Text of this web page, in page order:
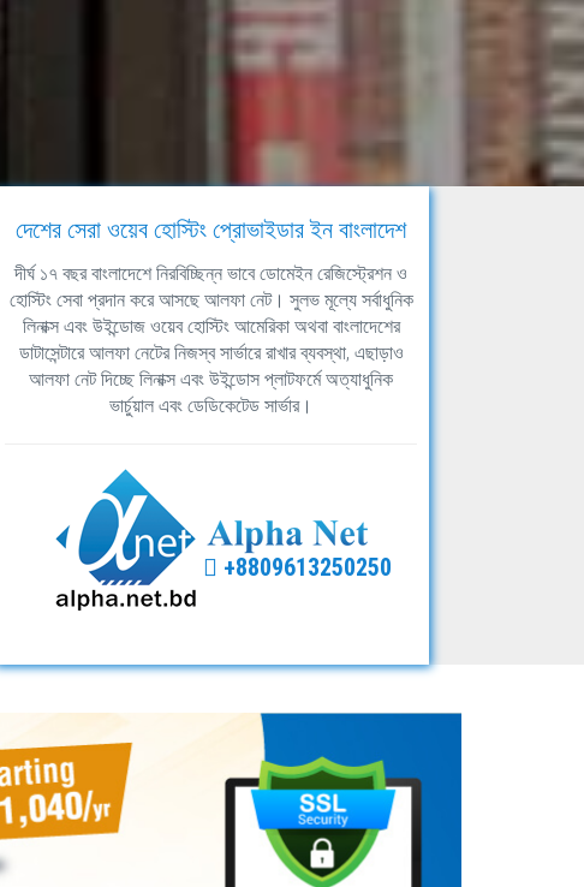
দেশের সেরা ওয়েব হোস্টিং প্রোভাইডার ইন বাংলাদেশ
দীর্ঘ ১৭ বছর বাংলাদেশে নিরবিচ্ছিন্ন ভাবে ডোমেইন রেজিস্ট্রেশন ও
হোস্টিং সেবা প্রদান করে আসছে আলফা নেট। সুলভ মূল্যে সর্বাধুনিক
লিনাক্স এবং উইন্ডোজ ওয়েব হোস্টিং আমেরিকা অথবা বাংলাদেশের
ডাটাসেন্টারে আলফা নেটের নিজস্ব সার্ভারে রাখার ব্যবস্থা, এছাড়াও
আলফা নেট দিচ্ছে লিনাক্স এবং উইন্ডোস প্লাটফর্মে অত্যাধুনিক
ভার্চুয়াল এবং ডেডিকেটেড সার্ভার।
+8809613250250